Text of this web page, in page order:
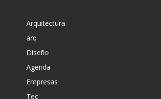
Arquitectura
arq
Diseño
Agenda
Empresas
Tec